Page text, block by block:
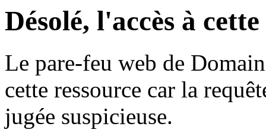
Désolé, l'accès à
Le pare-feu web de
cette ressource car la
jugée suspicieuse.